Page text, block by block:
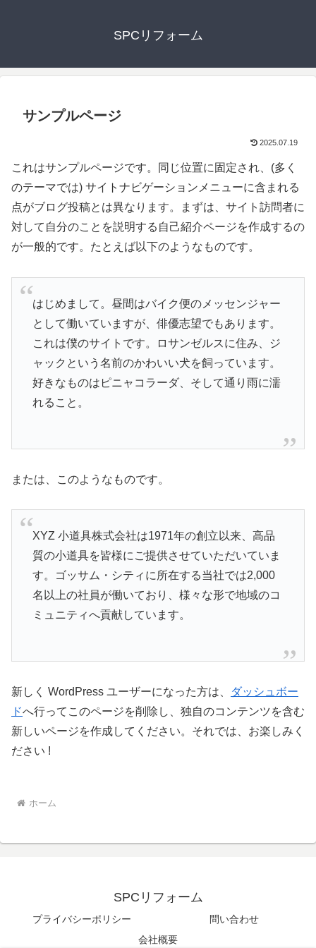
SPCリフォーム
サンプルページ
2025.07.19
これはサンプルページです。同じ位置に固定され、(多く
のテーマでは) サイトナビゲーションメニューに含まれる
点がブログ投稿とは異なります。まずは、サイト訪問者に
対して自分のことを説明する自己紹介ページを作成するの
が一般的です。たとえば以下のようなものです。
はじめまして。昼間はバイク便のメッセンジャー
として働いていますが、俳優志望でもあります。
これは僕のサイトです。ロサンゼルスに住み、ジ
ャックという名前のかわいい犬を飼っています。
好きなものはピニャコラーダ、そして通り雨に濡
れること。
または、このようなものです。
XYZ 小道具株式会社は1971年の創立以来、高品
質の小道具を皆様にご提供させていただいていま
す。ゴッサム・シティに所在する当社では2,000
名以上の社員が働いており、様々な形で地域のコ
ミュニティへ貢献しています。
新しく WordPress ユーザーになった方は、
ダッシュボー
ドへ行ってこのページを削除し、独自のコンテンツを含む
新しいページを作成してください。それでは、お楽しみく
ださい !
ホーム
SPCリフォーム
プライバシーポリシー
問い合わせ
会社概要